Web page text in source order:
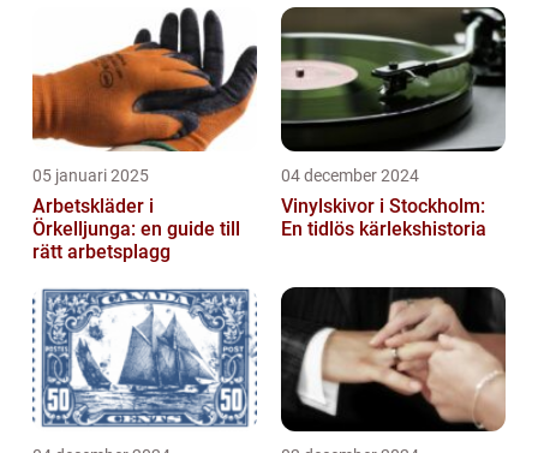
05 januari 2025
Arbetskläder i
Örkelljunga: en guide till
rätt arbetsplagg
04 december 2024
Vinylskivor i Stockholm:
En tidlös kärlekshistoria